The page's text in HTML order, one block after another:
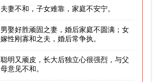
夫妻不和，子女难靠，家庭不安宁。
男娶好胜顽固之妻，婚后家庭不圆满；女
嫁性刚寡和之夫，婚后常争执。
聪明又顽皮，长大后独立心很强烈，与父
母意见不和。